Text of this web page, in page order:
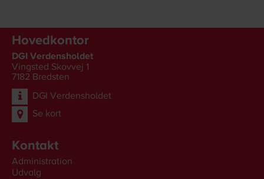
Hovedkontor
DGI Verdensholdet
Vingsted Skovvej 1
7182 Bredsten
DGI Verdensholdet
Se kort
Kontakt
Administration
Udvalg